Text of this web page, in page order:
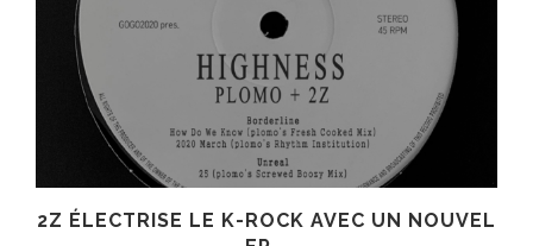
2Z ÉLECTRISE LE K-ROCK AVEC UN NOUVEL